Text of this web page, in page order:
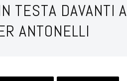
TESTA DAVANTI A
ANTONELLI